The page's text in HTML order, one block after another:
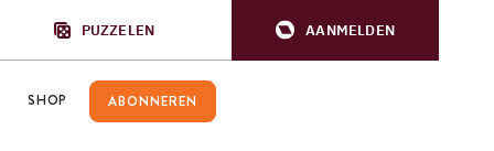
PUZZELEN AANMELDEN
SHOP ABONNEREN